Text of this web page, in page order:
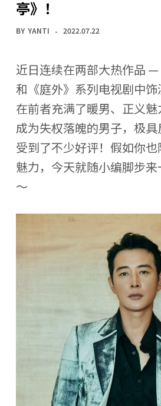
亭》！
BY YANTI 2022.07.22
近日连续在两部大热作品 —
和《庭外》系列电视剧中饰
在前者充满了暖男、正义
成为失权落魄的男子，极
受到了不少好评！假如你也
魅力，今天就随小编脚步
～